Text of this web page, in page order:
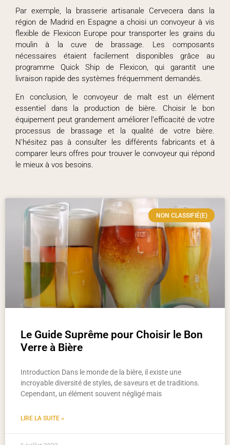
Par exemple, la brasserie artisanale Cervecera dans la
région de Madrid en Espagne a choisi un convoyeur à vis
flexible de Flexicon Europe pour transporter les grains du
moulin à la cuve de brassage. Les composants
nécessaires étaient facilement disponibles grâce au
programme Quick Ship de Flexicon, qui garantit une
livraison rapide des systèmes fréquemment demandés.
En conclusion, le convoyeur de malt est un élément
essentiel dans la production de bière. Choisir le bon
équipement peut grandement améliorer l’efficacité de votre
processus de brassage et la qualité de votre bière.
N’hésitez pas à consulter les différents fabricants et à
comparer leurs offres pour trouver le convoyeur qui répond
le mieux à vos besoins.
NON CLASSIFIÉ(E)
Le Guide Suprême pour Choisir le Bon
Verre à Bière
Introduction Dans le monde de la bière, il existe une
incroyable diversité de styles, de saveurs et de traditions.
Cependant, un élément souvent négligé mais
LIRE LA SUITE »